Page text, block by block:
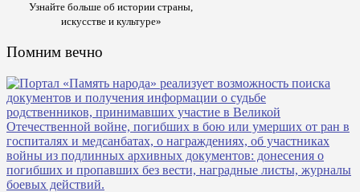
Узнайте больше об истории страны,
искусстве и культуре»
Помним вечно